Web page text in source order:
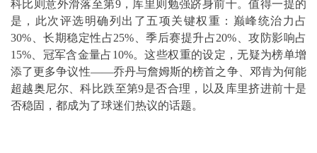
科比则意外滑落至第9，库里则勉强跻身前十。值得一提的
是，此次评选明确列出了五项关键权重：巅峰统治力占
30%、长期稳定性占25%、季后赛提升占20%、攻防影响占
15%、冠军含金量占10%。这些权重的设定，无疑为榜单增
添了更多争议性——乔丹与詹姆斯的榜首之争、邓肯为何能
超越奥尼尔、科比跌至第9是否合理，以及库里挤进前十是
否稳固，都成为了球迷们热议的话题。